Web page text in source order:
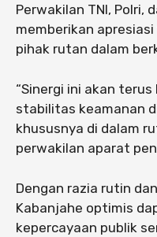
Perwakilan TNI, Polri,
memberikan
pihak rutan dalam
“Sinergi ini akan
stabilitas keamanan
khususnya di dalam
perwakilan aparat
Dengan razia rutin
Kabanjahe optimis
kepercayaan publik